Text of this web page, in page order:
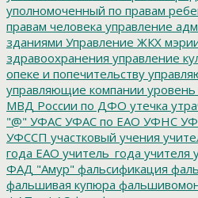
уполномоченный по правам
правам человека управление
зданиями Управление ЖКХ
здравоохранения управление
опеке и попечительству
управляющие компании
МВД России по ДФО утечка
"@" УФАС УФАС по ЕАО УФНС
УФССП участковый учения
года ЕАО учитель_года учителя
ФАД "Амур" фальсификация
фальшивая купюра